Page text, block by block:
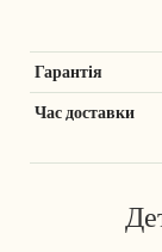
Гарантія
Час доставки